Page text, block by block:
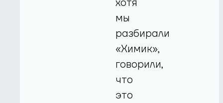
хотя
мы
разбирали
«Химик»,
говорили,
что
это